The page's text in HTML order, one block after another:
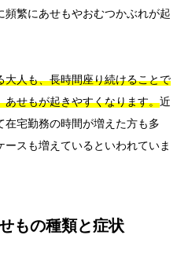
繁にあせもやおむつかぶれが起
人も、長時間座り続けることで
せもが起きやすくなります。近
宅勤務の時間が増えた方も多
ースも増えているといわれていま
もの種類と症状